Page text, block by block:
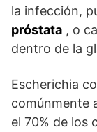
la infección,
próstata , o
dentro de la
Escherichia
comúnmente
el 70% de los